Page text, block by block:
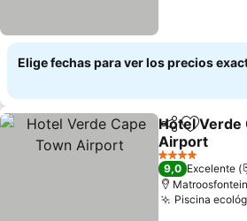
Elige fechas para ver los precios
Compartir
Hotel Verde
Airport
Ver precios
4 Estrellas
9,0 Excelente
Matroosfontein
Piscina